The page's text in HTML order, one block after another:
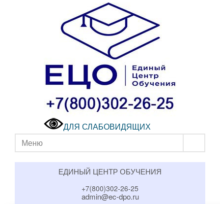
ДЛЯ СЛАБОВИДЯЩИХ
Меню
ЕДИНЫЙ ЦЕНТР ОБУЧЕНИЯ
+7(800)302-26-25
admin@ec-dpo.ru